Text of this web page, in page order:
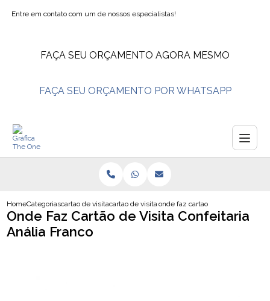
Entre em contato com um de nossos especialistas!
FAÇA SEU ORÇAMENTO AGORA MESMO
FAÇA SEU ORÇAMENTO POR WHATSAPP
HomeCategoriascartao de visitacartao de visita nutricionista
onde faz cartao de visita
Onde Faz Cartão de Visita Confeitaria
Anália Franco